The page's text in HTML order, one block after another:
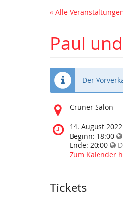
« Alle
Paul
Der
Wo
diese
Veranstaltung
statt?
Grüner Salon
Wann
findet
diese
Veranstaltung
14. August 2022
Beginn: 18:00
Ende: 20:00
Zum Kalender
Tickets